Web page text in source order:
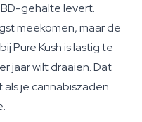
gehalte levert.
meekomen, maar de
Pure Kush is lastig te
jaar wilt draaien. Dat
je cannabiszaden